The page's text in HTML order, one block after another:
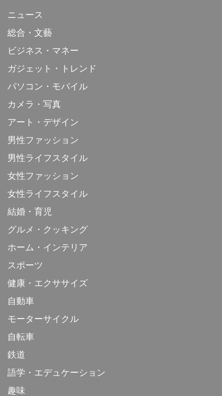
ニュース
総合・文藝
ビジネス・マネー
ガジェット・トレンド
パソコン・モバイル
カメラ・写真
アート・デザイン
男性ファッション
男性ライフスタイル
女性ファッション
女性ライフスタイル
結婚・育児
グルメ・クッキング
ホーム・インテリア
スポーツ
健康・エクササイズ
自動車
モーターサイクル
自転車
鉄道
語学・エデュケーション
趣味